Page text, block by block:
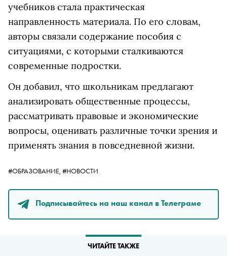
учебников стала практическая
направленность материала. По его словам,
авторы связали содержание пособия с
ситуациями, с которыми сталкиваются
современные подростки.
Он добавил, что школьникам предлагают
анализировать общественные процессы,
рассматривать правовые и экономические
вопросы, оценивать различные точки зрения и
применять знания в повседневной жизни.
#ОБРАЗОВАНИЕ, #НОВОСТИ
Подписывайтесь на наш канал в Телеграме
ЧИТАЙТЕ ТАКЖЕ